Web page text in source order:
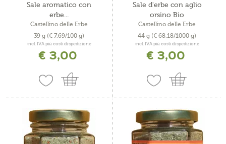
Sale aromatico con
erbe...
Castellino delle Erbe
39 g (€ 7,69/100 g)
incl. IVA più costi di spedizione
€ 3,00
Sale d'erbe con aglio
orsino Bio
Castellino delle Erbe
44 g (€ 68,18/1000 g)
incl. IVA più costi di spedizione
€ 3,00